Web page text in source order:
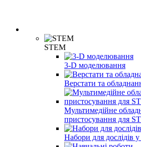
STEM
3-D моделювання
Верстати та
Мультимедійне
пристосування для
Набори для дослідів